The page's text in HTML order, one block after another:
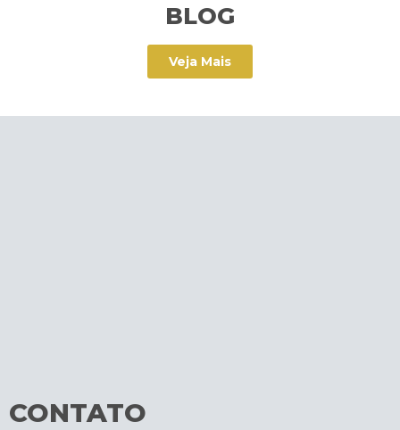
BLOG
Veja Mais
CONTATO